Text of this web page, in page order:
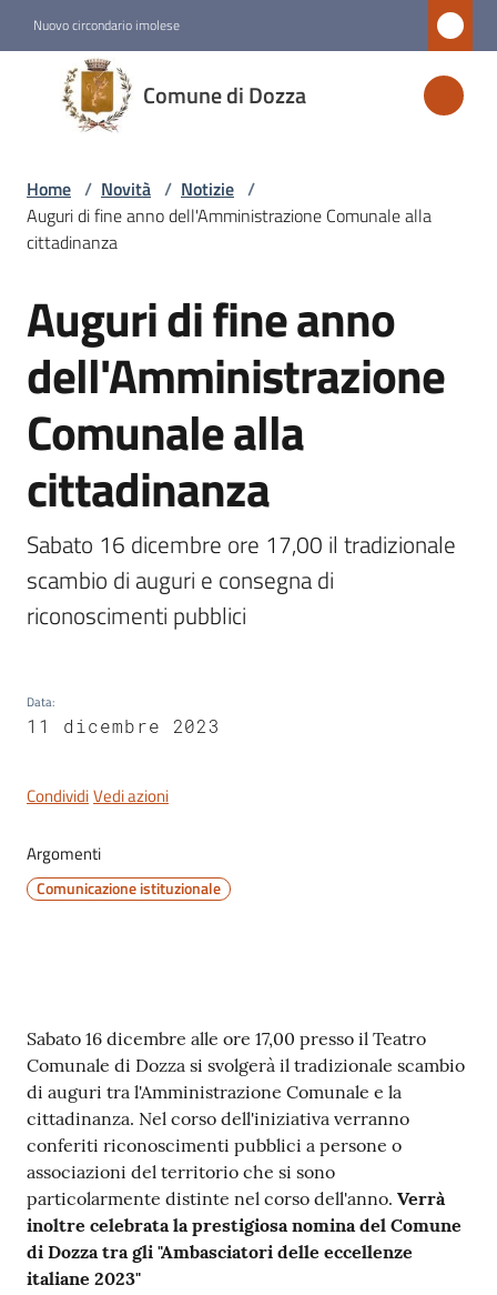
Nuovo circondario imolese
Comune di Dozza
Comune
di
Dozza
Amministrazione
Novità
Menu selezionato
Servizi
Vivere
Dozza
Servizi
Tutti
Seguici
su
Home / Novità / Notizie /
Auguri di fine anno dell'Amministrazione Comunale alla
cittadinanza
Salta al contenuto
Auguri di fine anno
dell'Amministrazione
Comunale alla
cittadinanza
Sabato 16 dicembre ore 17,00 il tradizionale
scambio di auguri e consegna di
riconoscimenti pubblici
Data:
11 dicembre 2023
CondividiVedi azioni
Argomenti
Comunicazione istituzionale
Contenuto
Sabato 16 dicembre alle ore 17,00 presso il Teatro
Comunale di Dozza si svolgerà il tradizionale scambio
di auguri tra l'Amministrazione Comunale e la
cittadinanza. Nel corso dell'iniziativa verranno
conferiti riconoscimenti pubblici a persone o
associazioni del territorio che si sono
particolarmente distinte nel corso dell'anno. Verrà
inoltre celebrata la prestigiosa nomina del Comune
di Dozza tra gli "Ambasciatori delle eccellenze
italiane 2023"